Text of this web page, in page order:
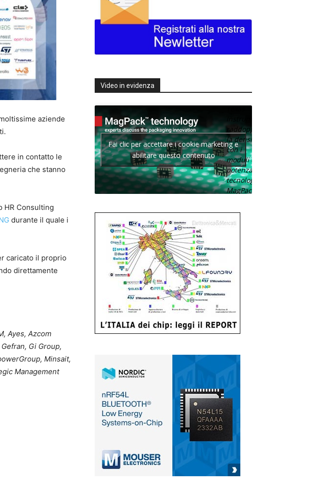
aziende
in contatto le
che stanno
HR Consulting
durante il quale i
caricato il proprio
direttamente
Ayes, Azcom
Gi Group,
Minsait,
Management
Video in evidenza
Texas
raddoppia
la densità
con i
moduli di
potenza con
tecnologia
MagPack.
Fai clic per accettare i cookie marketing e
abilitare questo contenuto